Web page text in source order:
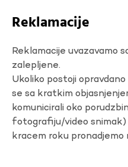
Reklamacije
Reklamacije uvazavamo
zalepljene.
Ukoliko postoji
se sa kratkim
komunicirali oko
fotografiju/video snimak)
kracem roku pronadjemo